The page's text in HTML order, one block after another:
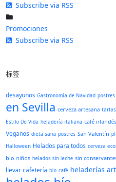
Subscribe via RSS
Promociones
Subscribe via RSS
标签
desayunos Gastronomía de Navidad
en Sevilla cerveza artesana
Estilo De Vida heladería italiana café irlandés
Veganos dieta sana postres San Valentín
Halloween Helados para todos cerveza
bio niños helados sin leche sin
llevar cafetería bío café heladerías